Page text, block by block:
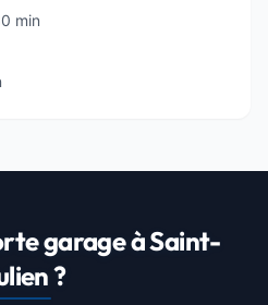
min
garage à Saint-
?